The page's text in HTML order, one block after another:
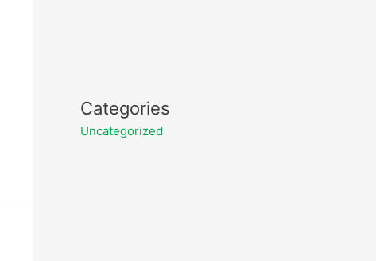
Categories
Uncategorized